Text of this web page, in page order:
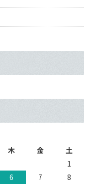
木 金
土
1
6 7
8